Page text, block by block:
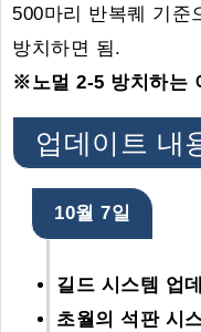
500마리 반복퀘 기준
방치하면 됨.
※노멀 2-5 방치하는
업데이트 내
10월 7일
길드 시스템 업
초월의 석판 시